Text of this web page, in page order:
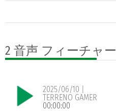
2 音声 フィーチャー
2025/06/10 |
TERRENO GAMER
00:00:00